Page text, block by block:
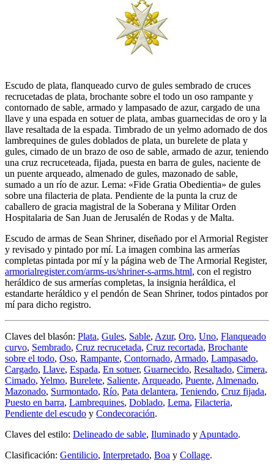
Escudo de plata, flanqueado curvo de gules sembrado de cruces
recrucetadas de plata, brochante sobre el todo un oso rampante y
contornado de sable, armado y lampasado de azur, cargado de una
llave y una espada en sotuer de plata, ambas guarnecidas de oro y la
llave resaltada de la espada. Timbrado de un yelmo adornado de dos
lambrequines de gules doblados de plata, un burelete de plata y
gules, cimado de un brazo de oso de sable, armado de azur, teniendo
una cruz recruceteada, fijada, puesta en barra de gules, naciente de
un puente arqueado, almenado de gules, mazonado de sable,
sumado a un río de azur. Lema: «Fide Gratia Obedientia» de gules
sobre una filacteria de plata. Pendiente de la punta la cruz de
caballero de gracia magistral de la Soberana y Militar Orden
Hospitalaria de San Juan de Jerusalén de Rodas y de Malta.
Escudo de armas de Sean Shriner, diseñado por el Armorial Register
y revisado y pintado por mí. La imagen combina las armerías
completas pintada por mí y la página web de The Armorial Register,
armorialregister.com/arms-us/shriner-s-arms.html, con el registro
heráldico de sus armerías completas, la insignia heráldica, el
estandarte heráldico y el pendón de Sean Shriner, todos pintados por
mí para dicho registro.
Claves del blasón: Plata, Gules, Sable, Azur, Oro, Uno, Flanqueado
curvo, Sembrado, Cruz recrucetada, Cruz recortada, Brochante
sobre el todo, Oso, Rampante, Contornado, Armado, Lampasado,
Cargado, Llave, Espada, En sotuer, Guarnecido, Resaltado, Cimera,
Cimado, Yelmo, Burelete, Saliente, Arqueado, Puente, Almenado,
Mazonado, Surmontado, Río, Pata delantera, Teniendo, Cruz fijada,
Puesto en barra, Lambrequines, Doblado, Lema, Filacteria,
Pendiente del escudo y Condecoración.
Claves del estilo: Delineado de sable, Iluminado y Apuntado.
Clasificación: Gentilicio, Interpretado, Boa y Collage.